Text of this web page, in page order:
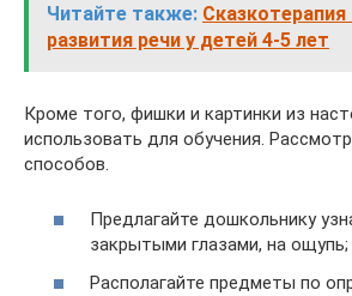
Читайте также:
развития речи у детей 4-5 лет
Кроме того, фишки и картинки из
использовать для обучения.
способов.
Предлагайте дошкольнику
закрытыми глазами, на ощупь;
Располагайте предметы по